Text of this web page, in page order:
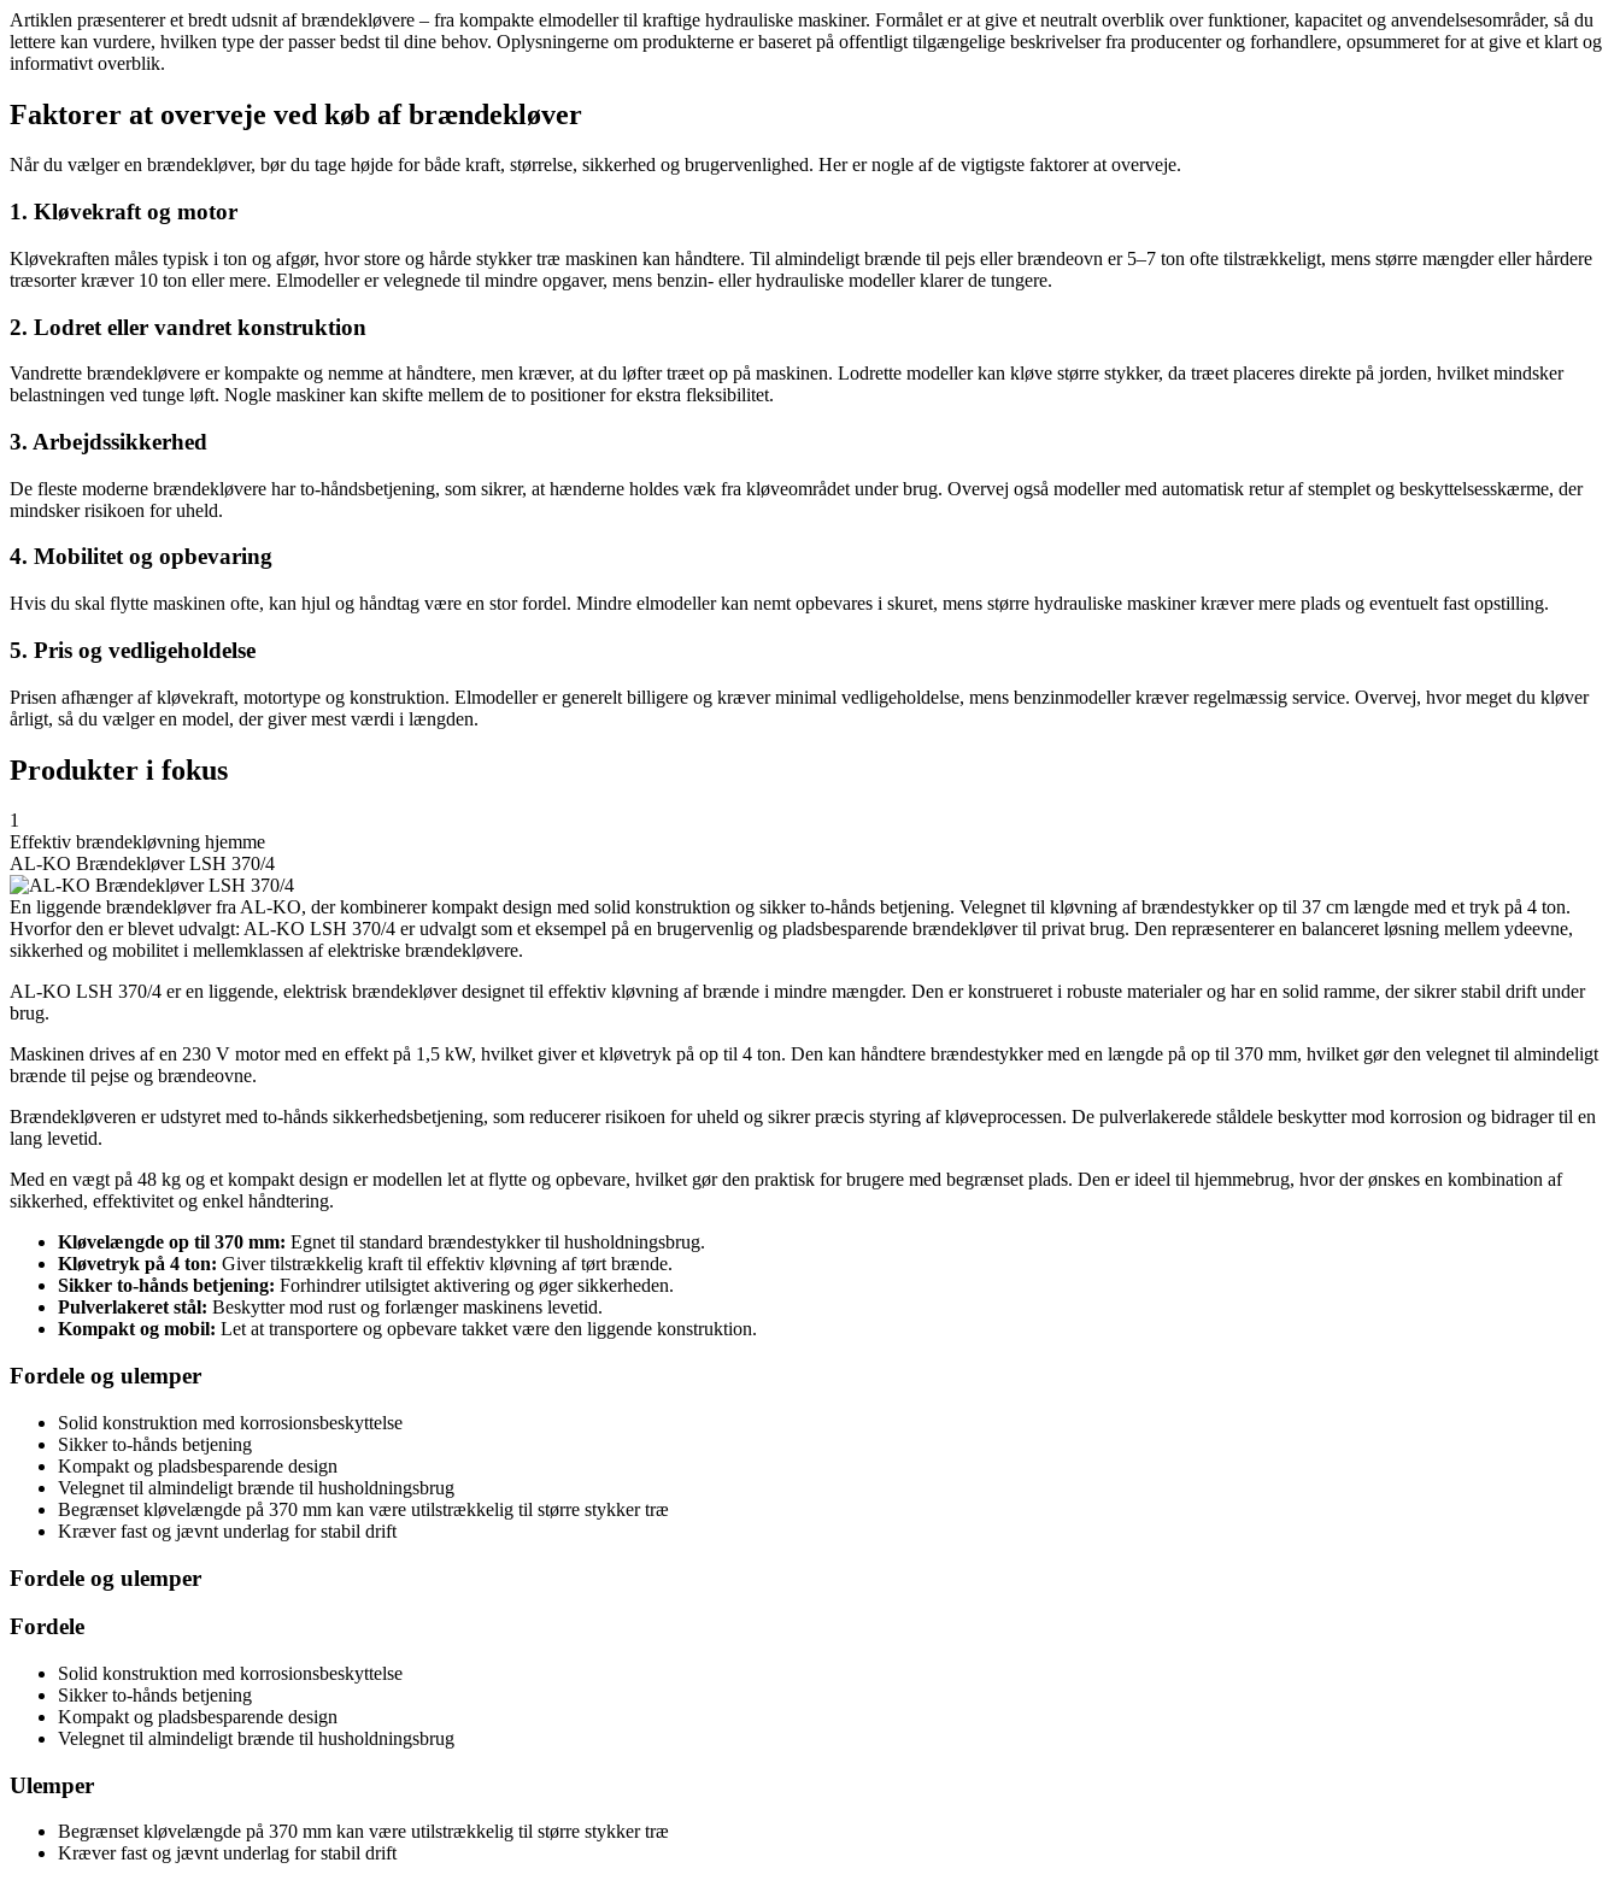
Artiklen præsenterer et bredt udsnit af brændekløvere – fra kompakte elmodeller til kraftige hydrauliske maskiner. Formålet er at give et neutralt overblik over funktioner, kapacitet og anvendelsesområder, så du
lettere kan vurdere, hvilken type der passer bedst til dine behov. Oplysningerne om produkterne er baseret på offentligt tilgængelige beskrivelser fra producenter og forhandlere, opsummeret for at give et klart og
informativt overblik.
Faktorer at overveje ved køb af brændekløver
Når du vælger en brændekløver, bør du tage højde for både kraft, størrelse, sikkerhed og brugervenlighed. Her er nogle af de vigtigste faktorer at overveje.
1. Kløvekraft og motor
Kløvekraften måles typisk i ton og afgør, hvor store og hårde stykker træ maskinen kan håndtere. Til almindeligt brænde til pejs eller brændeovn er 5–7 ton ofte tilstrækkeligt, mens større mængder eller hårdere
træsorter kræver 10 ton eller mere. Elmodeller er velegnede til mindre opgaver, mens benzin- eller hydrauliske modeller klarer de tungere.
2. Lodret eller vandret konstruktion
Vandrette brændekløvere er kompakte og nemme at håndtere, men kræver, at du løfter træet op på maskinen. Lodrette modeller kan kløve større stykker, da træet placeres direkte på jorden, hvilket mindsker
belastningen ved tunge løft. Nogle maskiner kan skifte mellem de to positioner for ekstra fleksibilitet.
3. Arbejdssikkerhed
De fleste moderne brændekløvere har to-håndsbetjening, som sikrer, at hænderne holdes væk fra kløveområdet under brug. Overvej også modeller med automatisk retur af stemplet og beskyttelsesskærme, der
mindsker risikoen for uheld.
4. Mobilitet og opbevaring
Hvis du skal flytte maskinen ofte, kan hjul og håndtag være en stor fordel. Mindre elmodeller kan nemt opbevares i skuret, mens større hydrauliske maskiner kræver mere plads og eventuelt fast opstilling.
5. Pris og vedligeholdelse
Prisen afhænger af kløvekraft, motortype og konstruktion. Elmodeller er generelt billigere og kræver minimal vedligeholdelse, mens benzinmodeller kræver regelmæssig service. Overvej, hvor meget du kløver
årligt, så du vælger en model, der giver mest værdi i længden.
Produkter i fokus
1
Effektiv brændekløvning hjemme
AL-KO Brændekløver LSH 370/4
En liggende brændekløver fra AL-KO, der kombinerer kompakt design med solid konstruktion og sikker to-hånds betjening. Velegnet til kløvning af brændestykker op til 37 cm længde med et tryk på 4 ton.
Hvorfor den er blevet udvalgt: AL-KO LSH 370/4 er udvalgt som et eksempel på en brugervenlig og pladsbesparende brændekløver til privat brug. Den repræsenterer en balanceret løsning mellem ydeevne,
sikkerhed og mobilitet i mellemklassen af elektriske brændekløvere.
AL-KO LSH 370/4 er en liggende, elektrisk brændekløver designet til effektiv kløvning af brænde i mindre mængder. Den er konstrueret i robuste materialer og har en solid ramme, der sikrer stabil drift under
brug.
Maskinen drives af en 230 V motor med en effekt på 1,5 kW, hvilket giver et kløvetryk på op til 4 ton. Den kan håndtere brændestykker med en længde på op til 370 mm, hvilket gør den velegnet til almindeligt
brænde til pejse og brændeovne.
Brændekløveren er udstyret med to-hånds sikkerhedsbetjening, som reducerer risikoen for uheld og sikrer præcis styring af kløveprocessen. De pulverlakerede ståldele beskytter mod korrosion og bidrager til en
lang levetid.
Med en vægt på 48 kg og et kompakt design er modellen let at flytte og opbevare, hvilket gør den praktisk for brugere med begrænset plads. Den er ideel til hjemmebrug, hvor der ønskes en kombination af
sikkerhed, effektivitet og enkel håndtering.
Kløvelængde op til 370 mm: Egnet til standard brændestykker til husholdningsbrug.
Kløvetryk på 4 ton: Giver tilstrækkelig kraft til effektiv kløvning af tørt brænde.
Sikker to-hånds betjening: Forhindrer utilsigtet aktivering og øger sikkerheden.
Pulverlakeret stål: Beskytter mod rust og forlænger maskinens levetid.
Kompakt og mobil: Let at transportere og opbevare takket være den liggende konstruktion.
Fordele og ulemper
Solid konstruktion med korrosionsbeskyttelse
Sikker to-hånds betjening
Kompakt og pladsbesparende design
Velegnet til almindeligt brænde til husholdningsbrug
Begrænset kløvelængde på 370 mm kan være utilstrækkelig til større stykker træ
Kræver fast og jævnt underlag for stabil drift
Fordele og ulemper
Fordele
Solid konstruktion med korrosionsbeskyttelse
Sikker to-hånds betjening
Kompakt og pladsbesparende design
Velegnet til almindeligt brænde til husholdningsbrug
Ulemper
Begrænset kløvelængde på 370 mm kan være utilstrækkelig til større stykker træ
Kræver fast og jævnt underlag for stabil drift